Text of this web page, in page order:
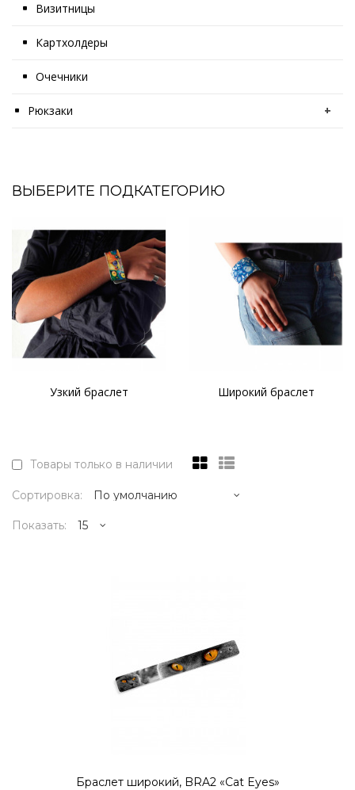
Визитницы
Картхолдеры
Очечники
Рюкзаки +
ВЫБЕРИТЕ ПОДКАТЕГОРИЮ
Узкий браслет Широкий браслет
Товары только в наличии
Сортировка:
Показать:
Браслет широкий, BRA2 «Cat Eyes»